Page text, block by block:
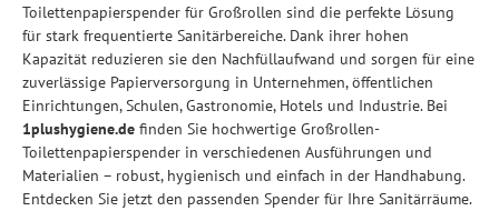
Toilettenpapierspender für Großrollen sind die perfekte Lösung
für stark frequentierte Sanitärbereiche. Dank ihrer hohen
Kapazität reduzieren sie den Nachfüllaufwand und sorgen für eine
zuverlässige Papierversorgung in Unternehmen, öffentlichen
Einrichtungen, Schulen, Gastronomie, Hotels und Industrie. Bei
1plushygiene.de finden Sie hochwertige Großrollen-
Toilettenpapierspender in verschiedenen Ausführungen und
Materialien – robust, hygienisch und einfach in der Handhabung.
Entdecken Sie jetzt den passenden Spender für Ihre Sanitärräume.